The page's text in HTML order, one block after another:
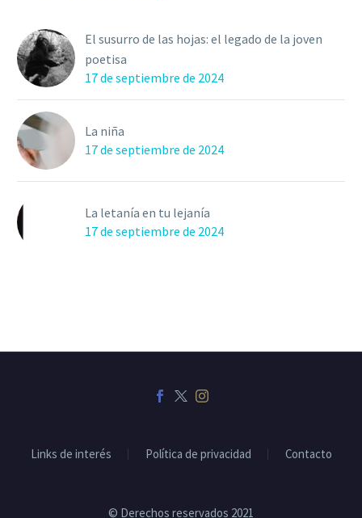
El susurro de las hojas: el legado de la joven
poetisa
17 de septiembre de 2024
La niña
17 de septiembre de 2024
La letanía en tu lejanía
17 de septiembre de 2024
Links de interés Política de privacidad Contacto
© Derechos reservados 2021